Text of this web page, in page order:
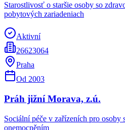
Starostlivosť o staršie osoby so
pobytových zariadeniach
Aktivní
26623064
Praha
Od 2003
Práh jižní Morava, z.ú.
Sociální péče v zařízeních pro osoby
onemocněním